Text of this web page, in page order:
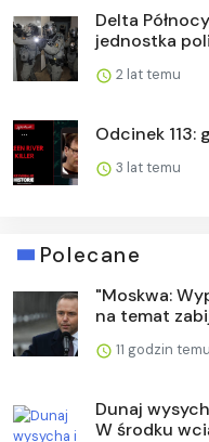
Delta
jednostka
2 lat temu
Odcinek 113:
3 lat temu
Polecane
"Moskwa:
na temat
11 godzin temu
Dunaj
W środku